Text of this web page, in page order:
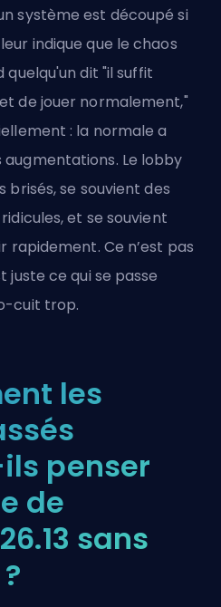
système est découpé si
indique que le chaos
quelqu'un dit "il suffit
de jouer normalement,"
: la normale a
Le lobby
brisés, se souvient des
et se souvient
rapidement. Ce n’est pas
juste ce qui se passe
cuit trop.
les
penser
de
sans